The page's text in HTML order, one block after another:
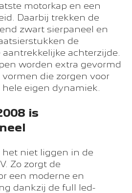
motorkap en een
Daarbij trekken de
zwart sierpaneel en
de
achterzijde.
worden extra gevormd
die zorgen voor
eigen dynamiek.
is
het niet liggen in de
Zo zorgt de
een moderne en
dankzij de full led-